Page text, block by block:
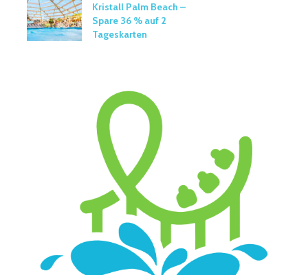
Kristall Palm Beach –
Spare 36 % auf 2
Tageskarten